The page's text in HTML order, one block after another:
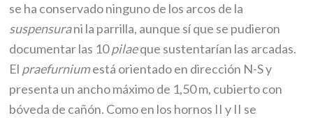
se ha conservado ninguno de los arcos de la
suspensurani la parrilla, aunque sí que se pudieron
documentar las 10pilaeque sustentarían las arcadas.
El praefurniumestá orientado en dirección N-S y
presenta un ancho máximo de 1,50 m, cubierto con
bóveda de cañón. Como en los hornos II y II se